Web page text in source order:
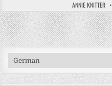
ANNIE KNITTER